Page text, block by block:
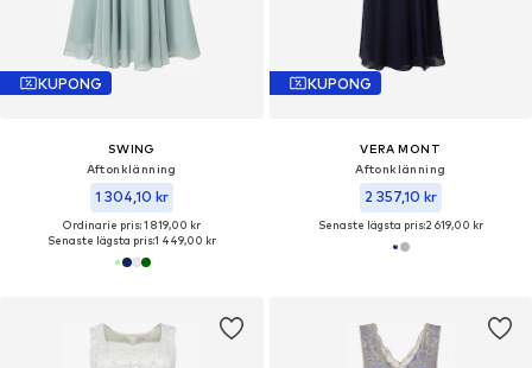
KUPONG
SWING
Aftonklänning
1 304,10 kr
Ordinarie pris: 1 819,00 kr
Senaste lägsta pris:1 449,00 kr
KUPONG
VERA MONT
Aftonklänning
2 357,10 kr
Senaste lägsta pris:2 619,00 kr